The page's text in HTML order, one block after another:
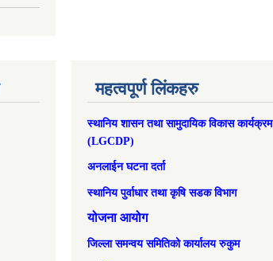
महत्वपूर्ण लिंकहरु
स्थानिय शासन तथा सामुदायिक विकास कार्यक्रम
(LGCDP)
अनलाईन घटना दर्ता
स्थानिय पुर्वाधार तथा कृषि सडक विभाग
योजना आयोग
जिल्ला समन्वय समितिको कार्यालय रुकुम